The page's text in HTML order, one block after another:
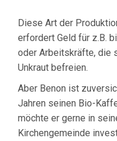
Diese Art der
erfordert Geld für z.B.
oder Arbeitskräfte, die
Unkraut befreien.
Aber Benon ist
Jahren seinen Bio-
möchte er gerne in
Kirchengemeinde